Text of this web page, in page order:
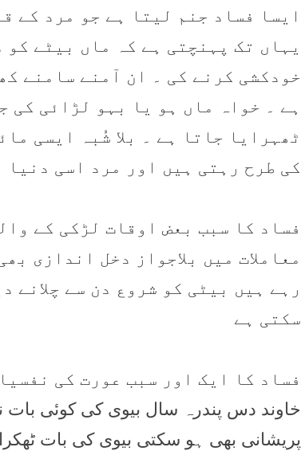
ايسا فساد جنم ليتا ہے جو مرد کے
يہاں تک پہنچتی ہے کہ ماں بيٹے
خودکشی کرنے کی ۔ ان آمنے سامنے
ہے ۔ خواہ ماں ہو یا بہو لڑائی کی
ٹھہرايا جاتا ہے ۔ بلا شُبہ ايسی
کی طرح رہتی ہيں اور مرد اسی
فساد کا سبب بعض اوقات لڑکی کے
معاملات میں بلاجواز دخل اندازی
رہے ہيں بيٹی کو شروع دن سے چلانے
سکتی ہے
فساد کا ايک اور سبب عورت کی
خاوند دس پندرہ سال بيوی کی کوئی بات
پریشانی بھی ہو سکتی بيوی کی بات